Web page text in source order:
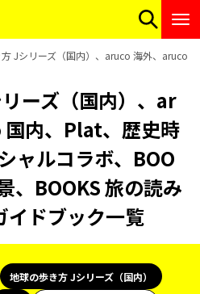
Jシリーズ（国内）、aruco 海外、aruco
ーズ（国内）、ar
内、Plat、歴史時
ャルコラボ、BOO
、BOOKS 旅の読み
ドブック一覧
地球の歩き方 Jシリーズ（国内）